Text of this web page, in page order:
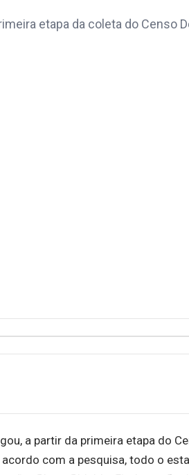
etapa da coleta do Censo
a partir da primeira etapa do
com a pesquisa, todo o